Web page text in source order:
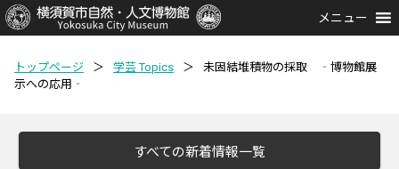
メニュー
トップページ ＞ 学芸 Topics ＞
未固結堆積物の採取 ‐博物館展
示への応用‐
すべての新着情報一覧